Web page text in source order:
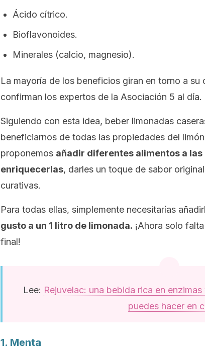
Ácido cítrico.
Bioflavonoides.
Minerales (calcio, magnesio).
La mayoría de los beneficios giran en torno a su
confirman los expertos de la Asociación 5 al día.
Siguiendo con esta idea, beber limonadas
beneficiarnos de todas las propiedades del
proponemos añadir diferentes alimentos a las
enriquecerlas, darles un toque de sabor
curativas.
Para todas ellas, simplemente necesitarías
gusto a un 1 litro de limonada. ¡Ahora solo
final!
Lee: Rejuvelac: una bebida rica en
puedes hacer en
1. Menta